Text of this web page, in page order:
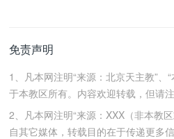
免责声明
1、凡本网注明“来源：北京天主教”、
于本教区所有。内容欢迎转载，但请注
2、凡本网注明“来源：XXX（非本教
自其它媒体，转载目的在于传递更多